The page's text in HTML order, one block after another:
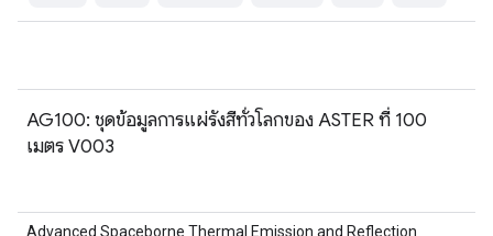
AG100: ชุดข้อมูลการแผ่รังสีทั่วโลกของ ASTER ที่ 100
เมตร V003
Advanced Spaceborne Thermal Emission and Reflection